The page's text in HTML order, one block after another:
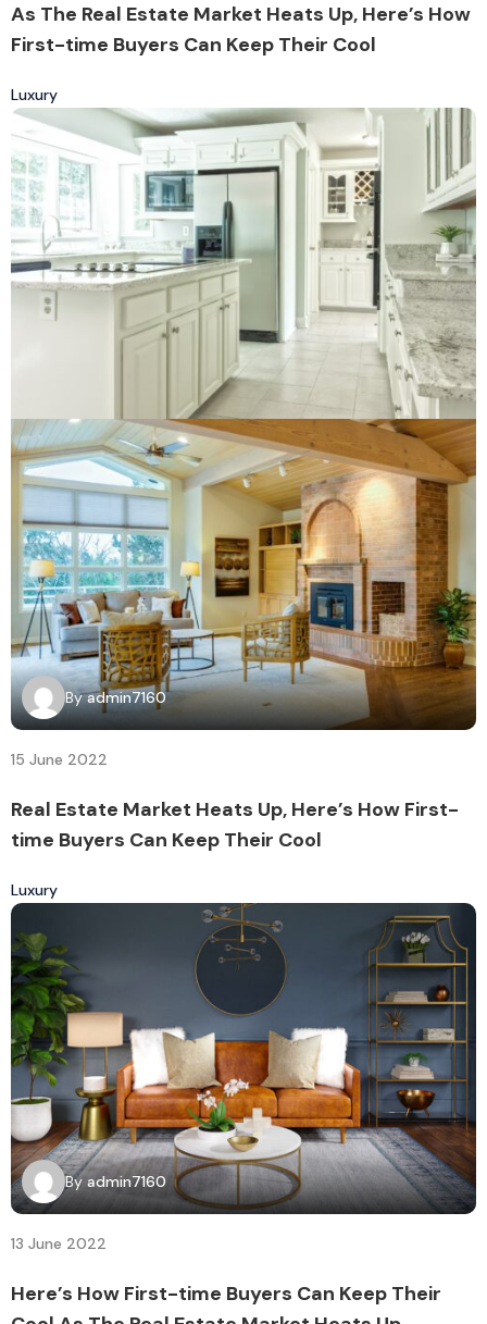
As The Real Estate Market Heats Up, Here’s How
First-time Buyers Can Keep Their Cool
Luxury
Byadmin7160
15 June 2022
Real Estate Market Heats Up, Here’s How First-
time Buyers Can Keep Their Cool
Luxury
Byadmin7160
13 June 2022
Here’s How First-time Buyers Can Keep Their